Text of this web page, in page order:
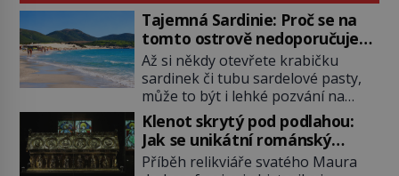
Tajemná Sardinie: Proč se na
tomto ostrově nedoporučuje
pytlovat „mořské brambory“?
Až si někdy otevřete krabičku
sardinek či tubu sardelové pasty,
může to být i lehké pozvání na
cestu do srdce Středozemního
moře, na ostrov hrdých Sardů.
Věděli jste, že to byl právě italský
ostrov Sardinie, jenž těmto
Klenot skrytý pod podlahou:
Jak se unikátní románský
poklad dostal do zapadlého
Příběh relikviáře svatého Maura